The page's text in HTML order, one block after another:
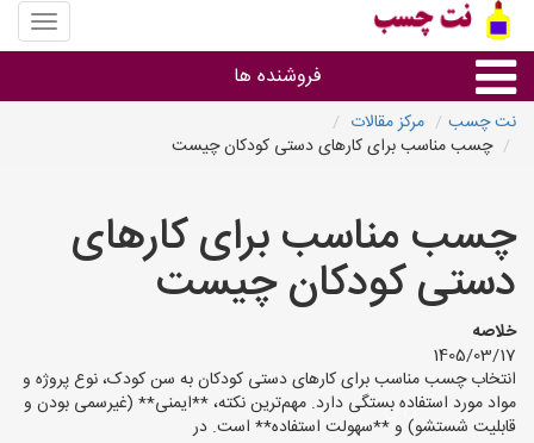
منوی
سایت
چسب
فروشنده ها
گروه ها
استان ها
نت چسب
مرکز مقالات
چسب مناسب برای کارهای دستی کودکان چیست
چسب مناسب برای کارهای
دستی کودکان چیست
خلاصه
1405/03/17
انتخاب چسب مناسب برای کارهای دستی کودکان به سن کودک، نوع پروژه و
مواد مورد استفاده بستگی دارد. مهم‌ترین نکته، **ایمنی** (غیرسمی بودن و
قابلیت شستشو) و **سهولت استفاده** است. در